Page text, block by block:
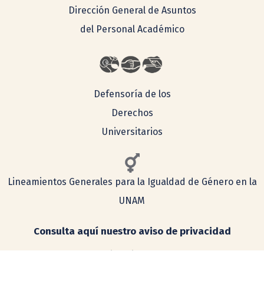
Dirección General de Asuntos
del Personal Académico
Defensoría de los
Derechos
Universitarios
Lineamientos Generales para la Igualdad de Género en la
UNAM
Consulta aquí nuestro aviso de privacidad
Simplificado